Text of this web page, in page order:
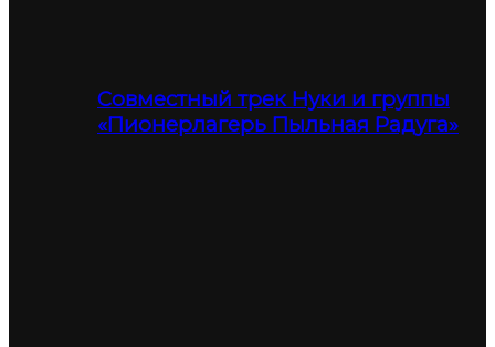
Совместный трек Нуки и группы
«Пионерлагерь Пыльная Радуга»